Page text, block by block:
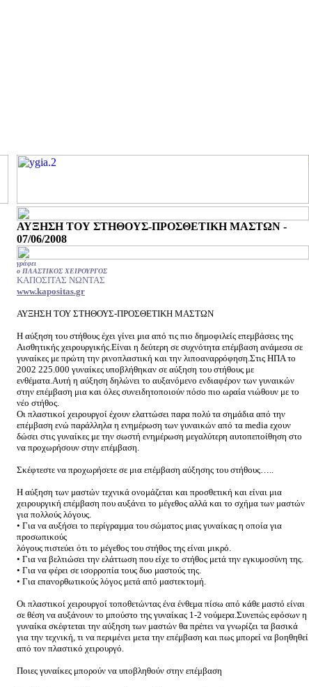
ΑΥΞΗΣΗ ΤΟΥ ΣΤΗΘΟΥΣ-ΠΡΟΣΘΕΤΙΚΗ ΜΑΣΤΩΝ -
07/06/2008
γράφει
ο ΠΛΑΣΤΙΚΟΣ ΧΕΙΡΟΥΡΓΟΣ
ΚΑΠΟΣΙΤΑΣ ΝΩΝΤΑΣ
www.kapositas.gr
ΑΥΞΗΣΗ ΤΟΥ ΣΤΗΘΟΥΣ-ΠΡΟΣΘΕΤΙΚΗ ΜΑΣΤΩΝ
Η αύξηση του στήθους έχει γίνει μια από τις πιο δημοφιλείς επεμβάσεις της
Αισθητικής χειρουργικής.Είναι η δεύτερη σε συχνότητα επέμβαση ανάμεσα σε
γυναίκες με πρώτη την ρινοπλαστική και την λιποαναρρόφηση.Στις ΗΠΑ το
2002 225.000 γυναίκες υποβλήθηκαν σε αύξηση του στήθους με
ενθέματα.Αυτή η αύξηση δηλώνει το αυξανόμενο ενδιαφέρον των γυναικών
στην επέμβαση μια και όλες συνειδητοποιούν πόσο πιο ωραία νιώθουν με το
νέο στήθος.
Οι πλαστικοί χειρουργοί έχουν ελαττώσει παρα πολύ τα σημάδια από την
επέμβαση ενώ παράλληλα η ενημέρωση των γυναικών από τα media εχουν
δώσει στις γυναίκες με την σωστή ενημέρωση μεγαλύτερη αυτοπεποίθηση στο
να προχωρήσουν στην επέμβαση.
Σκέφτεστε να προχωρήσετε σε μια επέμβαση αύξησης του στήθους…..
Η αύξηση των μαστών τεχνικά ονομάζεται και προσθετική και είναι μια
χειρουργική επέμβαση που αυξάνει το μέγεθος αλλά και το σχήμα των μαστών
για πολλούς λόγους.
• Για να αυξήσει το περίγραμμα του σώματος μιας γυναίκας η οποία για
προσωπικούς
λόγους πιστεύει ότι το μέγεθος του στήθος της είναι μικρό.
• Για να βελτιώσει την ελάττωση που είχε το στήθος μετά την εγκυμοσύνη της.
• Για να φέρει σε ισορροπία τους δυο μαστούς της.
• Για επανορθωτικούς λόγος μετά από μαστεκτομή.
Οι πλαστικοί χειρουργοί τοποθετώντας ένα ένθεμα πίσω από κάθε μαστό είναι
σε θέση να αυξάνουν το μπούστο της γυναίκας 1-2 νούμερα.Συνεπώς εφόσων η
γυναίκα σκέφτεται την αύξηση των μαστών θα πρέπει να γνωρίζει τα βασικά
για την τεχνική, τι να περιμένει μετα την επέμβαση και πως μπορεί να βοηθηθεί
από τον πλαστικό χειρουργό.
Ποιες γυναίκες μπορούν να υποβληθούν στην επέμβαση